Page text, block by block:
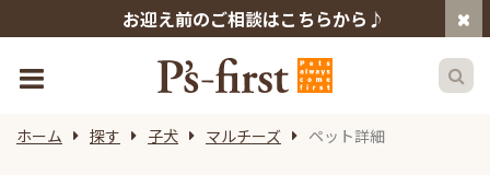
お迎え前のご相談はこちらから♪
ホーム 探す 子犬 マルチーズ ペット詳細